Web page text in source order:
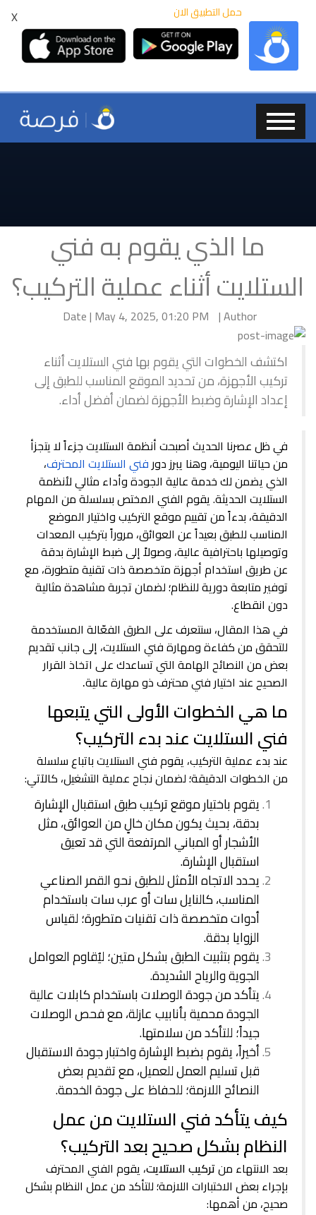
X حمل التطبيق الان
ما الذي يقوم به فني
الستلايت أثناء عملية التركيب؟
Author |
Date | May 4, 2025, 01:20 PM
اكتشف الخطوات التي يقوم بها فني الستلايت أثناء
تركيب الأجهزة، من تحديد الموقع المناسب للطبق إلى
إعداد الإشارة وضبط الأجهزة لضمان أفضل أداء.
في ظل عصرنا الحديث أصبحت أنظمة الستلايت جزءاً لا يتجزأ
من حياتنا اليومية، وهنا يبرز دورفني الستلايت المحترف،
الذي يضمن لك خدمة عالية الجودة وأداء مثالي لأنظمة
الستلايت الحديثة. يقوم الفني المختص بسلسلة من المهام
الدقيقة، بدءاً من تقييم موقع التركيب واختيار الموضع
المناسب للطبق بعيداً عن العوائق، مروراً بتركيب المعدات
وتوصيلها باحترافية عالية، وصولاً إلى ضبط الإشارة بدقة
عن طريق استخدام أجهزة متخصصة ذات تقنية متطورة، مع
توفير متابعة دورية للنظام؛ لضمان تجربة مشاهدة مثالية
دون انقطاع.
في هذا المقال، سنتعرف على الطرق الفعّالة المستخدمة
للتحقق من كفاءة ومهارة فني الستلايت، إلى جانب تقديم
بعض من النصائح الهامة التي تساعدك على اتخاذ القرار
الصحيح عند اختيار فني محترفذو مهارة عالية.
ما هي الخطوات الأولى التي يتبعها
فني الستلايت عند بدء التركيب؟
عند بدء عملية التركيب، يقوم فني الستلايت باتباع سلسلة
من الخطوات الدقيقة؛ لضمان نجاح عملية التشغيل، كالآتي:
يقوم باختيار موقع تركيب طبق استقبال الإشارة
بدقة، بحيث يكون مكان خالٍ من العوائق، مثل
الأشجار أو المباني المرتفعة التي قد تعيق
استقبال الإشارة.
يحدد الاتجاه الأمثل للطبق نحو القمر الصناعي
المناسب، كالنايل سات أو عرب سات باستخدام
أدوات متخصصة ذات تقنيات متطورة؛ لقياس
الزوايا بدقة.
يقوم بتثبيت الطبق بشكل متين؛ ليُقاوم العوامل
الجوية والرياح الشديدة.
يتأكد من جودة الوصلات باستخدام كابلات عالية
الجودة محمية بأنابيب عازلة، مع فحص الوصلات
جيداً؛ للتأكد من سلامتها.
أخيراً، يقوم بضبط الإشارة واختبار جودة الاستقبال
قبل تسليم العمل للعميل، مع تقديم بعض
النصائح اللازمة؛ للحفاظ على جودة الخدمة.
كيف يتأكد فني الستلايت من عمل
النظام بشكل صحيح بعد التركيب؟
بعد الانتهاء منتركيب الستلايت، يقوم الفني المحترف
بإجراء بعض الاختبارات اللازمة؛ للتأكد من عمل النظام بشكل
صحيح، من أهمها: